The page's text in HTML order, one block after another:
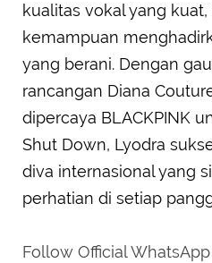
kualitas vokal yang
kemampuan
yang berani. Dengan
rancangan Diana
dipercaya BLACKPINK
Shut Down, Lyodra
diva internasional yang
perhatian di setiap
Follow Official